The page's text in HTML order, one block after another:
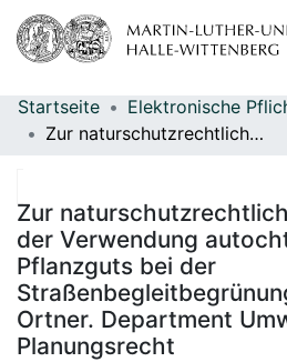
Bereiche & Sammlungen
Statistiken
Startseite
Zur naturschutzrechtlichen Verpflichtung der Verwendung autochthonen Saat- und Pflanzguts bei der Straßenbegleitbegrünung / Dorothee Ortner. Department Umwelt- und Planungsrecht
Zur
der Verwendung
Pflanzguts bei der
Ortner. Department
Planungsrecht